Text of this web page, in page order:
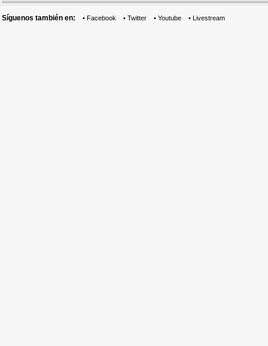
Síguenos también en: • Facebook • Twitter • Youtube • Livestream